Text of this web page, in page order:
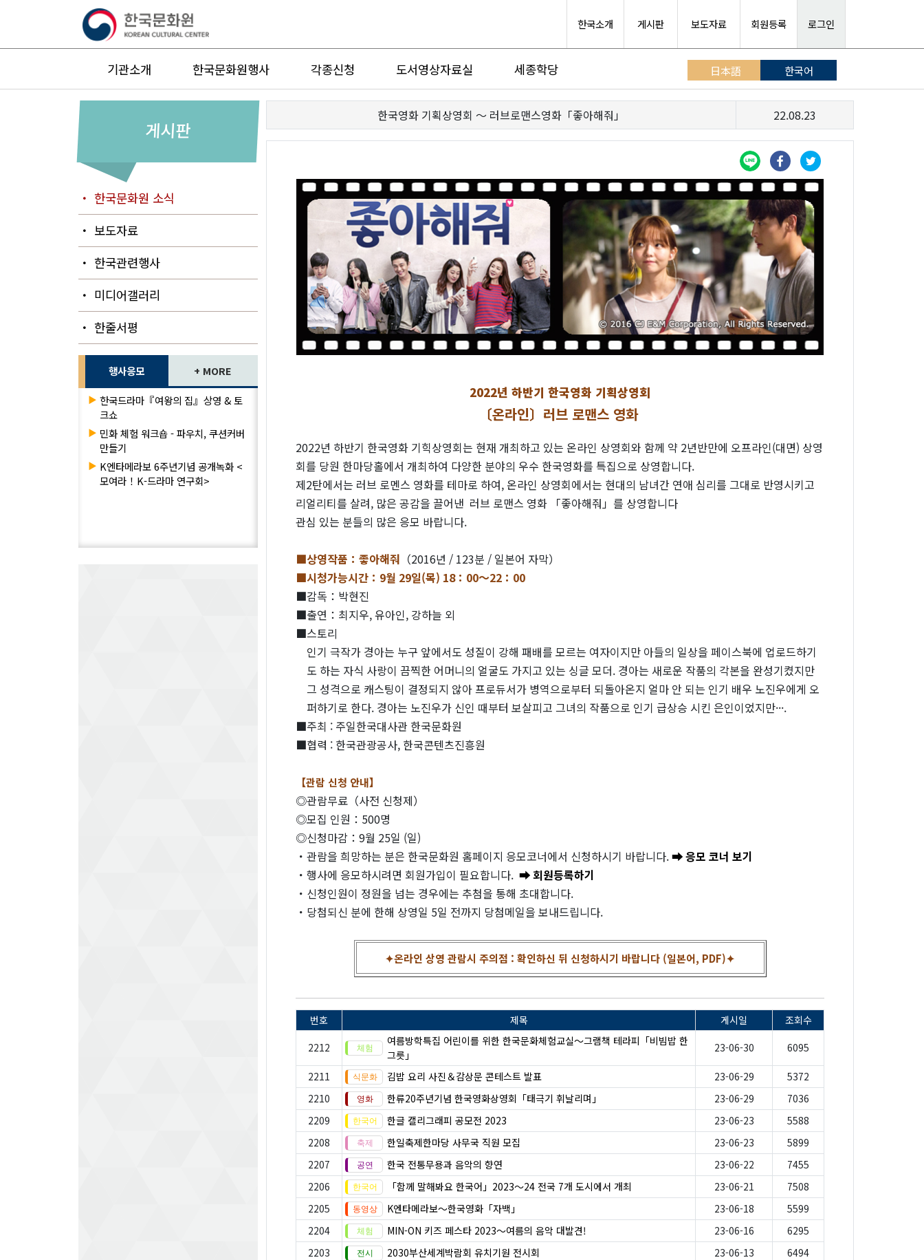
한국소개 게시판 보도자료 회원등록 로그인
기관소개 한국문화원행사 각종신청 도서영상자료실 세종학당 日本語 한국어
게시판
・ 한국문화원 소식
・ 보도자료
・ 한국관련행사
・ 미디어갤러리
・ 한줄서평
행사응모 + MORE
▶ 한국드라마『여왕의 집』상영 & 토
크쇼
▶ 민화 체험 워크숍 - 파우치, 쿠션커버
만들기
▶ K엔타메라보 6주년기념 공개녹화 <
모여라！K-드라마 연구회>
한국영화 기획상영회 ～ 러브로맨스영화「좋아해줘」 22.08.23
2022년 하반기 한국영화 기획상영회
〔온라인〕러브 로맨스 영화
2022년 하반기 한국영화 기힉상영회는 현재 개최하고 있는 온라인 상영회와 함께 약 2년반만에 오프라인(대면) 상영
회를 당원 한마당홀에서 개최하여 다양한 분야의 우수 한국영화를 특집으로 상영합니다.
제2탄에서는 러브 로멘스 영화를 테마로 하여, 온라인 상영회에서는 현대의 남녀간 연애 심리를 그대로 반영시키고
리얼리티를 살려, 많은 공감을 끌어낸 러브 로맨스 영화 「좋아해줘」를 상영합니다
관심 있는 분들의 많은 응모 바랍니다.
■상영작품：좋아해줘 （2016년 / 123분 / 일본어 자막）
■시청가능시간：9월 29일(목) 18：00～22：00
■감독：박현진
■출연：최지우, 유아인, 강하늘 외
■스토리
인기 극작가 경아는 누구 앞에서도 성질이 강해 패배를 모르는 여자이지만 아들의 일상을 페이스북에 업로드하기
도 하는 자식 사랑이 끔찍한 어머니의 얼굴도 가지고 있는 싱글 모더. 경아는 새로운 작품의 각본을 완성기켰지만
그 성격으로 캐스팅이 결정되지 않아 프로듀서가 병역으로부터 되돌아온지 얼마 안 되는 인기 배우 노진우에게 오
퍼하기로 한다. 경아는 노진우가 신인 때부터 보살피고 그녀의 작품으로 인기 급상승 시킨 은인이었지만···.
■주최 : 주일한국대사관 한국문화원
■협력 : 한국관광공사, 한국콘텐츠진흥원
【관람 신청 안내】
◎관람무료（사전 신청제）
◎모집 인원：500명
◎신청마감：9월 25일 (일)
・관람을 희망하는 분은 한국문화원 홈페이지 응모코너에서 신청하시기 바랍니다.➡ 응모 코너 보기
・행사에 응모하시려면 회원가입이 필요합니다. ➡ 회원등록하기
・신청인원이 정원을 넘는 경우에는 추첨을 통해 초대합니다.
・당첨되신 분에 한해 상영일 5일 전까지 당첨메일을 보내드립니다.
✦온라인 상영 관람시 주의점 : 확인하신 뒤 신청하시기 바랍니다 (일본어, PDF)✦
번호 제목 게시일
조회수
2212
여름방학특집 어린이를 위한 한국문화체험교실〜그램책 테라피「비빔밥 한
그릇」
23-06-30 6095
2211 김밥 요리 사진＆감상문 콘테스트 발표 23-06-29
5372
2210
한류20주년기념 한국영화상영회「태극기 휘날리며」 23-06-29
7036
2209
한글 캘리그래피 공모전 2023 23-06-23
5588
2208
한일축제한마당 사무국 직원 모집 23-06-23
5899
2207
한국 전통무용과 음악의 향연 23-06-22
7455
2206
「함께 말해봐요 한국어」2023～24 전국 7개 도시에서 개최 23-06-21
7508
2205
K엔타메라보～한국영화「자백」 23-06-18
5599
2204
MIN-ON 키즈 페스타 2023～여름의 음악 대발견! 23-06-16
6295
2203
2030부산세계박람회 유치기원 전시회 23-06-13
6494